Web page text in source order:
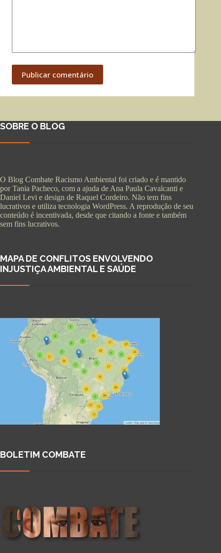
Publicar comentário
SOBRE O BLOG
O Blog Combate Racismo Ambiental foi criado e é mantido
por Tania Pacheco, com a ajuda de Ana Paula Cavalcanti e
Daniel Levi e design de Raquel Cordeiro. Não tem fins
lucrativos e utiliza tecnologia WordPress. A reprodução de seu
conteúdo é incentivada, desde que citando a fonte e também
sem fins lucrativos.
MAPA DE CONFLITOS ENVOLVENDO
INJUSTIÇA AMBIENTAL E SAÚDE
BOLETIM COMBATE